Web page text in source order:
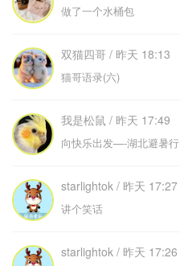
做了一个水桶包
双猫四哥 / 昨天 18:13
猫哥语录(六)
我是松鼠 / 昨天 17:49
向快乐出发—-湖北避暑行
starlightok / 昨天 17:27
讲个笑话
starlightok / 昨天 17:26